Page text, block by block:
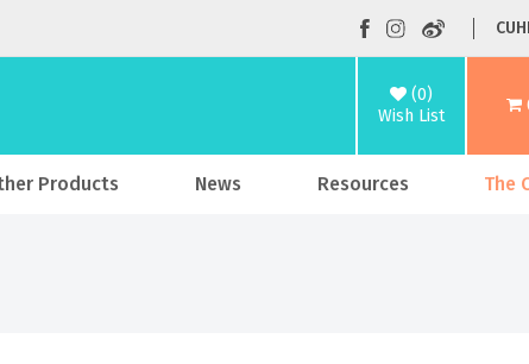
(0)
Wish List
Products News Resources The